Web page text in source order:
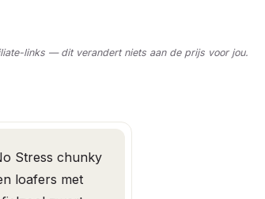
links — dit verandert niets aan de prijs voor jou.